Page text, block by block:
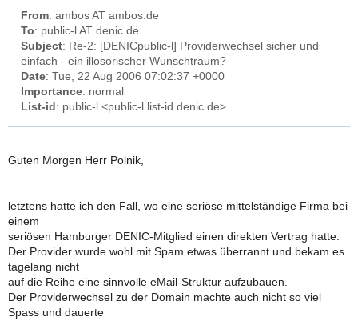
From: ambos AT ambos.de
To: public-l AT denic.de
Subject: Re-2: [DENICpublic-l] Providerwechsel sicher und
einfach - ein illosorischer Wunschtraum?
Date: Tue, 22 Aug 2006 07:02:37 +0000
Importance: normal
List-id : public-l <public-l.list-id.denic.de>
Guten Morgen Herr Polnik,
letztens hatte ich den Fall, wo eine seriöse mittelständige Firma bei
einem
seriösen Hamburger DENIC-Mitglied einen direkten Vertrag hatte.
Der Provider wurde wohl mit Spam etwas überrannt und bekam es
tagelang nicht
auf die Reihe eine sinnvolle eMail-Struktur aufzubauen.
Der Providerwechsel zu der Domain machte auch nicht so viel
Spass und dauerte